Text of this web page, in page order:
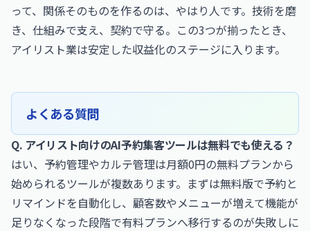
って、関係そのものを作るのは、やはり人です。技術を磨
き、仕組みで支え、契約で守る。この3つが揃ったとき、
アイリスト業は安定した収益化のステージに入ります。
よくある質問
Q. アイリスト向けのAI予約集客ツールは無料でも使える？
はい、予約管理やカルテ管理は月額0円の無料プランから
始められるツールが複数あります。まずは無料版で予約と
リマインドを自動化し、顧客数やメニューが増えて機能が
足りなくなった段階で有料プランへ移行するのが失敗しに